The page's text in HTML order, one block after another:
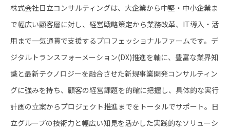
株式会社日立コンサルティングは、大企業から中堅・中小企業ま
で幅広い顧客層に対し、経営戦略策定から業務改革、IT導入・活
用まで一気通貫で支援するプロフェッショナルファームです。デ
ジタルトランスフォーメーション(DX)推進を軸に、豊富な業界知
識と最新テクノロジーを融合させた新規事業開発コンサルティン
グに強みを持ち、顧客の経営課題を的確に把握し、具体的な実行
計画の立案からプロジェクト推進までをトータルでサポート。日
立グループの技術力と幅広い知見を活かした実践的なソリューシ